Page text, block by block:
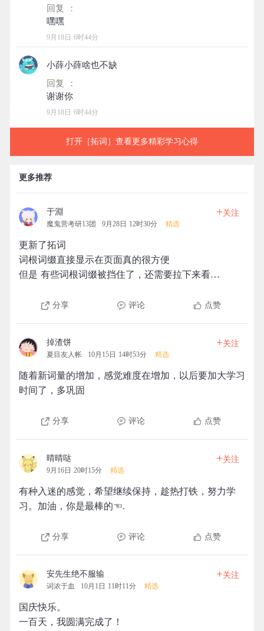
回复 ：
9月18日 6时44分
小薛小薛啥也不缺
回复 ：
9月18日 6时44分
打开［拓词］查看更多精彩学习心得
更多推荐
于淵
魔鬼营考研13团 9月28日 12时30分 精选
+关注
更新了拓词
词根词缀直接显示在页面真的很方便
但是 有些词根词缀被挡住了，还需要拉下来看…
分享 评论 点赞
掉渣饼
夏目友人帐 10月15日 14时53分 精选
+关注
随着新词量的增加，感觉难度在增加，以后要加大学习
时间了，多巩固
分享 评论 点赞
晴晴哒
9月16日 20时15分 精选
+关注
有种入迷的感觉，希望继续保持，趁热打铁，努力学
习。加油，你是最棒的☜.
分享 评论 点赞
安先生绝不服输
词浓于血 10月1日 11时11分 精选
+关注
国庆快乐。
一百天，我圆满完成了！